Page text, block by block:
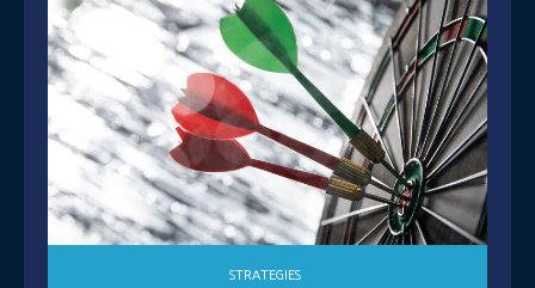
STRATEGIES